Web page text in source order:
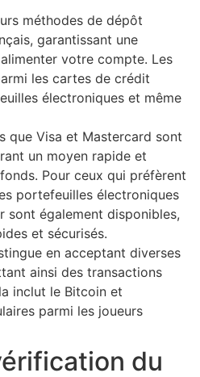
méthodes de dépôt
garantissant une
votre compte. Les
les cartes de crédit
électroniques et même
que Visa et Mastercard sont
un moyen rapide et
Pour ceux qui préfèrent
portefeuilles électroniques
sont également disponibles,
et sécurisés.
en acceptant diverses
ainsi des transactions
inclut le Bitcoin et
parmi les joueurs
du